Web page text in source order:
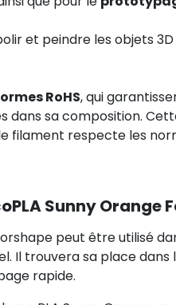
et peindre les objets
RoHS, qui
dans sa composition.
filament respecte les
Sunny Orange
peut être utilisé
Il trouvera sa place
rapide.